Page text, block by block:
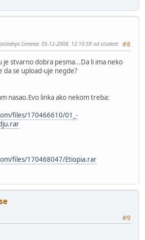
#8
Izmena: 05-12-2008, 12:10:59 od student
je stvarno dobra pesma...Da li ima neko
da se upload-uje negde?
nasao.Evo linka ako nekom treba:
files/170466610/01_-
files/170468047/Etiopia.rar
#9